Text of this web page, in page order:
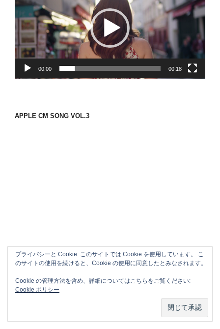
プ
レ
ー
ヤ
ー
00:00 00:18
APPLE CM SONG VOL.3
プライバシーと Cookie: このサイトでは Cookie を使用しています。 こ
のサイトの使用を続けると、Cookie の使用に同意したとみなされます。
Cookie の管理方法を含め、詳細についてはこちらをご覧ください:
Cookie ポリシー